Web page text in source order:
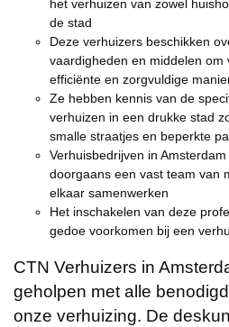
het verhuizen van zowel
de stad
Deze verhuizers beschikken
vaardigheden en middelen om
efficiënte en zorgvuldige
Ze hebben kennis van de
verhuizen in een drukke stad
smalle straatjes en beperkte
Verhuisbedrijven in
doorgaans een vast team van
elkaar samenwerken
Het inschakelen van deze
gedoe voorkomen bij een
CTN Verhuizers in
geholpen met alle
onze verhuizing. De